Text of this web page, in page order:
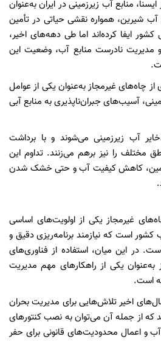
ایسنا، منابع آب زیرزمینی در ایران به‌عنوان
آب شیرین، همواره نقشی حیاتی در تأمین
ایفا کرده‌اند اما طی دهه‌های اخیر،
مدیریت نادرست منابع آب، وضعیت این
از چاه‌های غیرمجاز به‌عنوان یکی از عوامل
آسیب‌های جبران‌ناپذیری به منابع آبی
آب زیرزمینی می‌شوند و با برداشت
مختلف را نیز برهم می‌زنند. تداوم این
زمین، کاهش کیفیت آب و حتی خشک شدن
غیرمجاز یکی از اولویت‌های اساسی
است که نیازمند برنامه‌ریزی دقیق و
در این میان، استفاده از فناوری‌های
به‌عنوان یکی از راهکارهای مهم مدیریت
است.
اخیر تلاش‌هایی برای مدیریت بحران
که از جمله آن می‌توان به نصب کنتورهای
و اعمال محدودیت‌های قانونی برای حفر